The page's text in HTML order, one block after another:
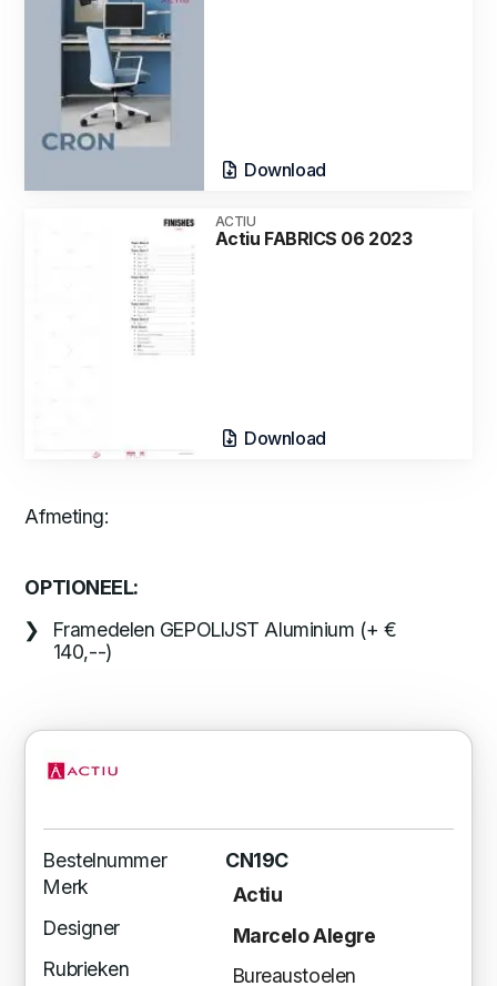
Download
ACTIU
Actiu FABRICS 06 2023
Download
Afmeting:
OPTIONEEL:
Framedelen GEPOLIJST Aluminium (+ €
140,--)
Bestelnummer
CN19C
Merk
Actiu
Designer
Marcelo Alegre
Rubrieken
Bureaustoelen